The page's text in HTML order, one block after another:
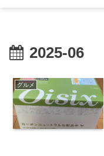
2025-06
グルメ